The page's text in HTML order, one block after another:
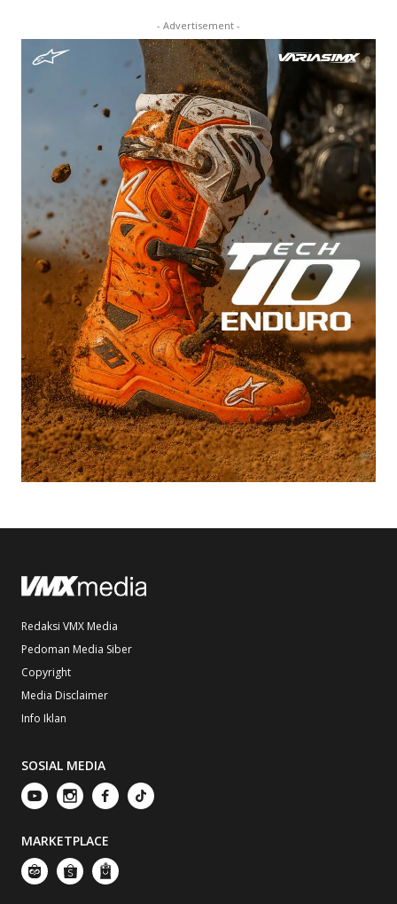
- Advertisement -
Redaksi VMX Media
Pedoman Media Siber
Copyright
Media Disclaimer
Info Iklan
SOSIAL MEDIA
MARKETPLACE